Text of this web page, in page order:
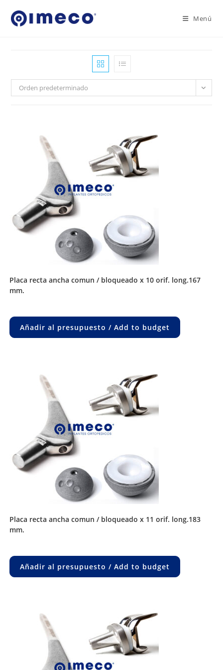
Menú
Orden predeterminado
placa recta ancha comun / bloqueado x 10 orif. long.167
mm.
Añadir al presupuesto / Add to budget
placa recta ancha comun / bloqueado x 11 orif. long.183
mm.
Añadir al presupuesto / Add to budget